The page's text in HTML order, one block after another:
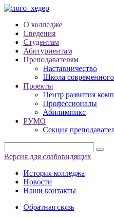
О колледже
Сведения
Студентам
Абитуриентам
Преподавателям
Наставничество
Школа современного
Проекты
Центр развития
Профессионалы
Абилимпикс
РУМО
Секция
Версия для слабовидящих
История колледжа
Новости
Наши контакты
Обратная связь